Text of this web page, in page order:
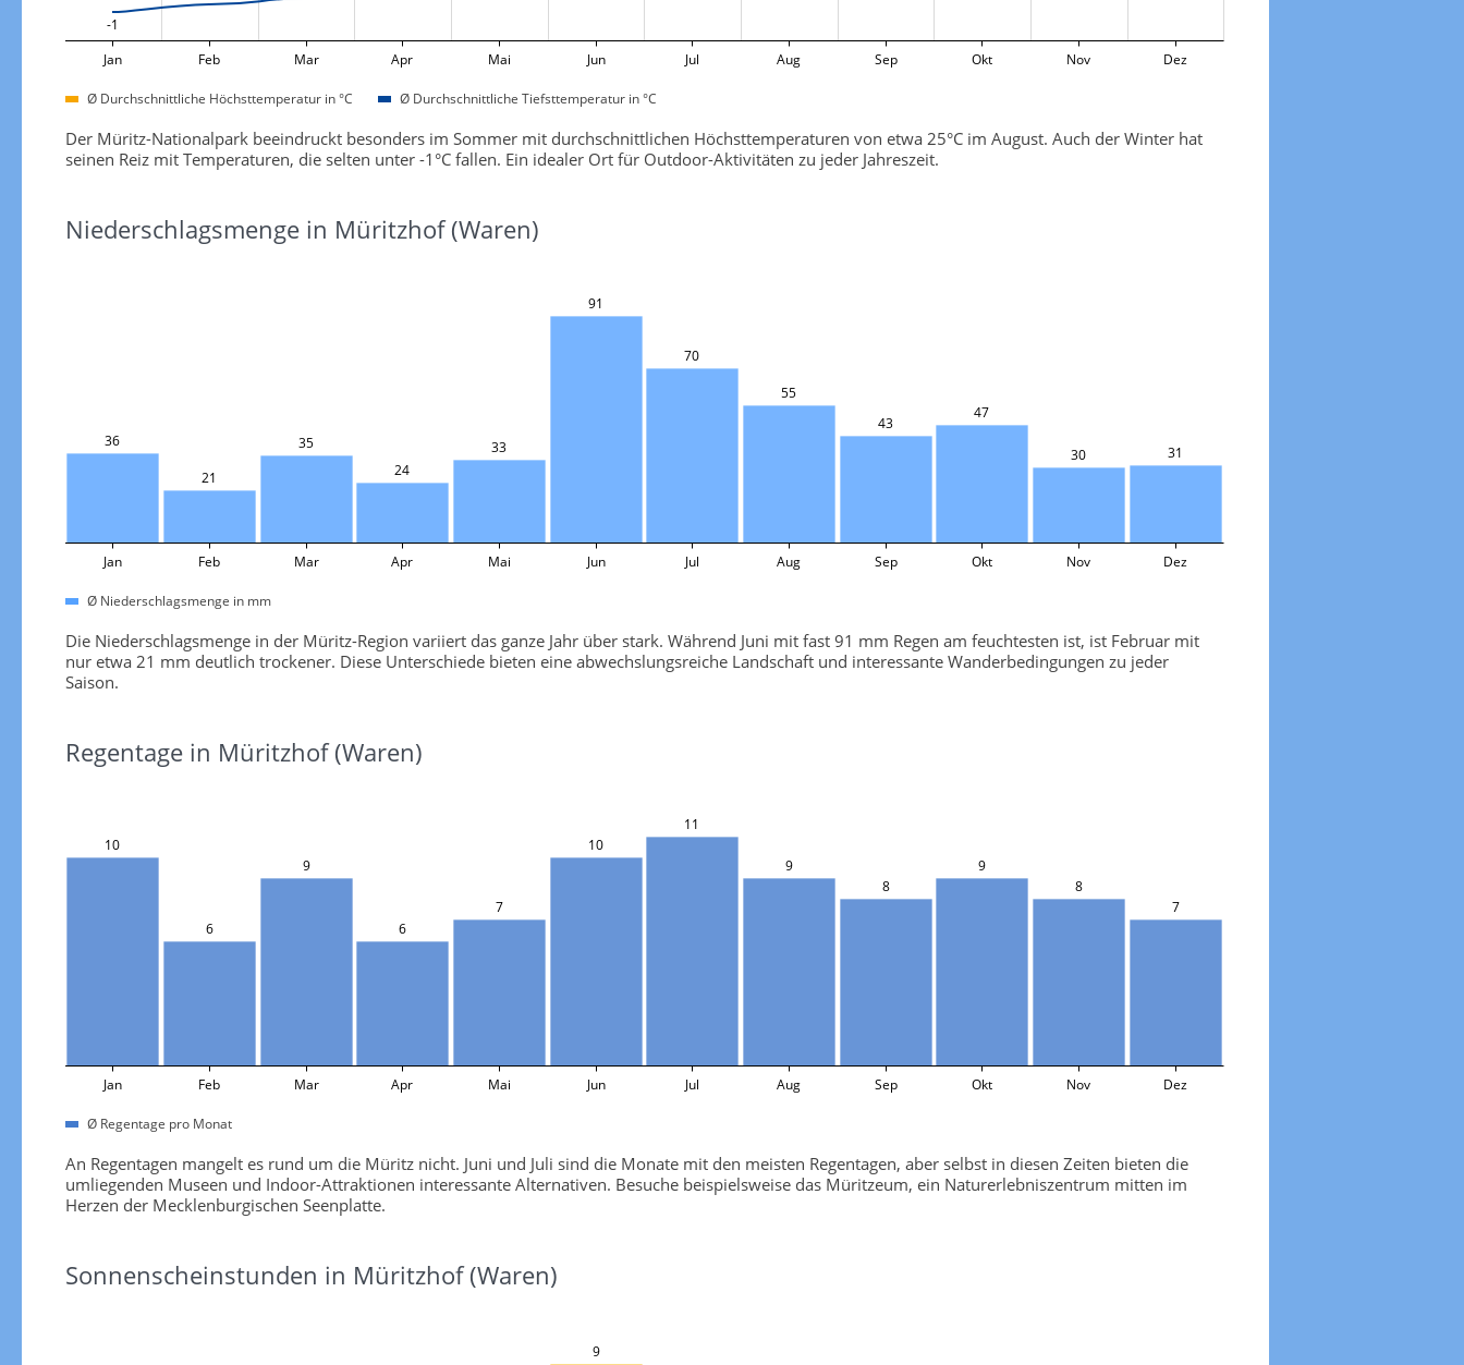
-1
Jan Feb Mar Apr Mai Jun Jul Aug Sep Okt Nov Dez
Ø Durchschnittliche Höchsttemperatur in °C Ø Durchschnittliche Tiefsttemperatur in °C
Der Müritz-Nationalpark beeindruckt besonders im Sommer mit durchschnittlichen Höchsttemperaturen von etwa 25°C im August. Auch der Winter hat
seinen Reiz mit Temperaturen, die selten unter -1°C fallen. Ein idealer Ort für Outdoor-Aktivitäten zu jeder Jahreszeit.
Niederschlagsmenge in Müritzhof (Waren)
36
21
35
24
33
91
70
55
43
47
30 31
Jan Feb Mar Apr Mai Jun Jul Aug Sep Okt Nov Dez
Ø Niederschlagsmenge in mm
Die Niederschlagsmenge in der Müritz-Region variiert das ganze Jahr über stark. Während Juni mit fast 91 mm Regen am feuchtesten ist, ist Februar mit
nur etwa 21 mm deutlich trockener. Diese Unterschiede bieten eine abwechslungsreiche Landschaft und interessante Wanderbedingungen zu jeder
Saison.
Regentage in Müritzhof (Waren)
10
6
9
6
7
10
11
9
8
9
8
7
Jan Feb Mar Apr Mai Jun Jul Aug Sep Okt Nov Dez
Ø Regentage pro Monat
An Regentagen mangelt es rund um die Müritz nicht. Juni und Juli sind die Monate mit den meisten Regentagen, aber selbst in diesen Zeiten bieten die
umliegenden Museen und Indoor-Attraktionen interessante Alternativen. Besuche beispielsweise das Müritzeum, ein Naturerlebniszentrum mitten im
Herzen der Mecklenburgischen Seenplatte.
Sonnenscheinstunden in Müritzhof (Waren)
9